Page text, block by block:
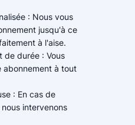
: Nous vous
jusqu'à ce
à l'aise.
de durée : Vous
abonnement à tout
: En cas de
intervenons